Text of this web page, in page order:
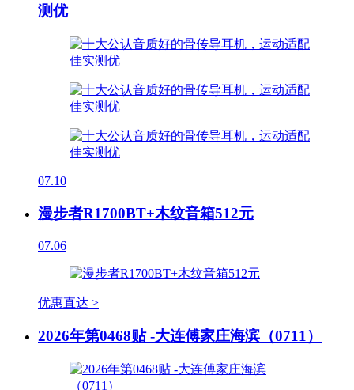
测优
07.10
漫步者R1700BT+木纹音箱512元
07.06
优惠直达 >
2026年第0468贴 -大连傅家庄海滨（0711）